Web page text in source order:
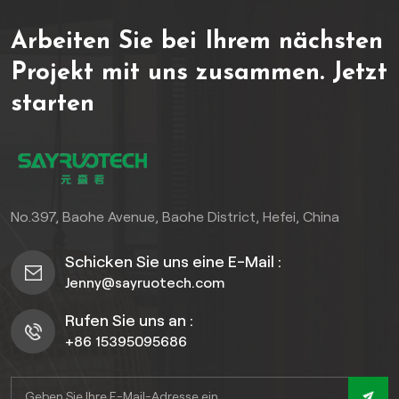
stand. Hergestellt aus
hochdichtem
Polyvinylchlorid (PVC)
zeichnen sich diese
Beständigkeit gegen
UV-Strahlung und Stöße
gleichzeitig ihre
beeindruckende Ästhetik.
Ein Muss für anspruchsvolle
Architekten,
Bauunternehmer und
anspruchsvolle,
gegen Feuchtigkeit,
Schimmel, UV-Strahlung
und Stöße und behalten
Hausbesitzer, die Wert auf
pflegeleichte Langlebigkeit
Arbeiten Sie bei Ihrem nächsten
Projekt mit uns zusammen. Jetzt
starten
No.397, Baohe Avenue, Baohe District, Hefei, China
Schicken Sie uns eine E-Mail :
Jenny@sayruotech.com
Rufen Sie uns an :
+86 15395095686